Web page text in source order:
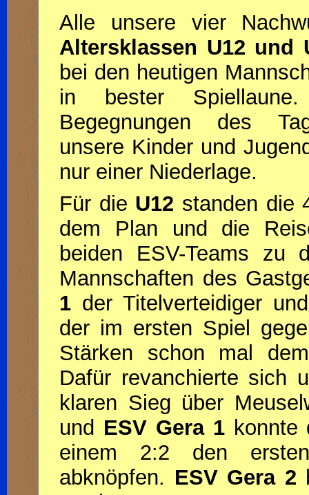
Alle unsere vier
Altersklassen U12 und
bei den heutigen
in bester
Begegnungen des
unsere Kinder und
nur einer Niederlage.
Für die U12 standen die
dem Plan und die
beiden ESV-Teams zu
Mannschaften des
1 der Titelverteidiger
der im ersten Spiel
Stärken schon mal
Dafür revanchierte sich
klaren Sieg über
und ESV Gera 1konnte
einem 2:2 den
abknöpfen. ESV Gera 2